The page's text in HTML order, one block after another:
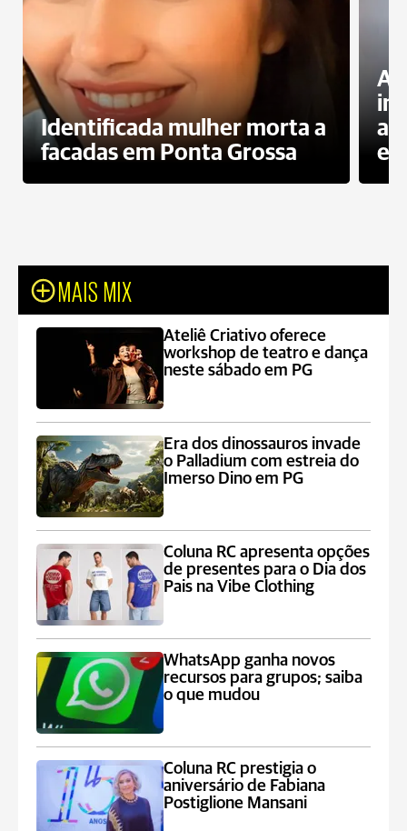
Identificada mulher morta a
facadas em Ponta Grossa
MAIS MIX
Ateliê Criativo oferece
workshop de teatro e dança
neste sábado em PG
Era dos dinossauros invade
o Palladium com estreia do
Imerso Dino em PG
Coluna RC apresenta opções
de presentes para o Dia dos
Pais na Vibe Clothing
WhatsApp ganha novos
recursos para grupos; saiba
o que mudou
Coluna RC prestigia o
aniversário de Fabiana
Postiglione Mansani